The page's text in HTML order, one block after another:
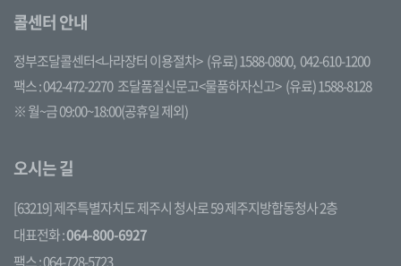
콜센터 안내
정부조달콜센터<나라장터 이용절차> (유료) 1588-0800, 042-610-1200
팩스 : 042-472-2270 조달품질신문고<물품하자신고> (유료) 1588-8128
※ 월~금 09:00~18:00(공휴일 제외)
오시는 길
[63219] 제주특별자치도 제주시 청사로 59 제주지방합동청사 2층
대표전화 :064-800-6927
팩스 : 064-728-5723